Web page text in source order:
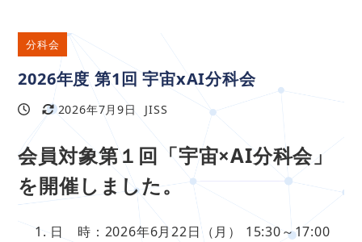
分科会
2026年度 第1回 宇宙xAI分科会
投稿日更新日
2026年7月9日
著
者
JISS
会員対象第１回「宇宙×AI分科会」
を開催しました。
日 時：2026年6月22日（月） 15:30～17:00